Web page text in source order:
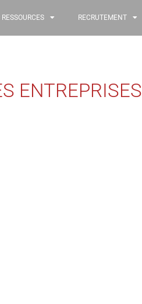
RESSOURCES RECRUTEMENT
ENTREPRISES